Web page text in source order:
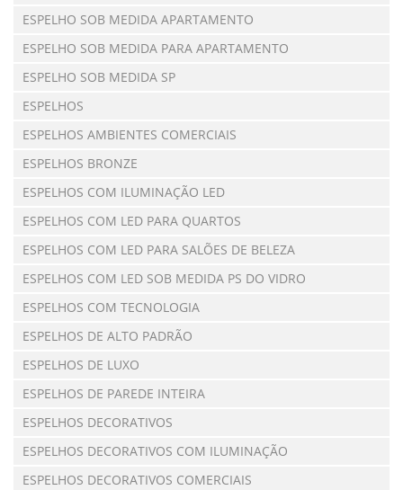
ESPELHO SOB MEDIDA APARTAMENTO
ESPELHO SOB MEDIDA PARA APARTAMENTO
ESPELHO SOB MEDIDA SP
ESPELHOS
ESPELHOS AMBIENTES COMERCIAIS
ESPELHOS BRONZE
ESPELHOS COM ILUMINAÇÃO LED
ESPELHOS COM LED PARA QUARTOS
ESPELHOS COM LED PARA SALÕES DE BELEZA
ESPELHOS COM LED SOB MEDIDA PS DO VIDRO
ESPELHOS COM TECNOLOGIA
ESPELHOS DE ALTO PADRÃO
ESPELHOS DE LUXO
ESPELHOS DE PAREDE INTEIRA
ESPELHOS DECORATIVOS
ESPELHOS DECORATIVOS COM ILUMINAÇÃO
ESPELHOS DECORATIVOS COMERCIAIS